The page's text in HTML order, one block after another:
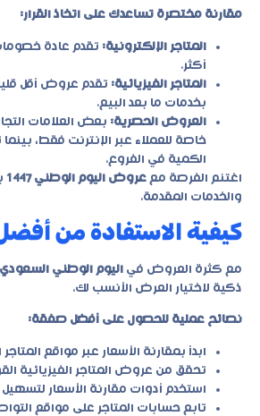
مقارنة مختصرة تساعدك على اتخاذ القرار:
المتاجر الإلكترونية:
أكثر.
المتاجر الفيزيائية: تقدم عروض أقل
بخدمات ما بعد البيع.
العروض الحصرية: بعض العلامات
خاصة للعملاء عبر الإنترنت فقط،
الكمية في الفروع.
اغتنم الفرصة مع عروض اليوم الوطني 1447
والخدمات المقدمة.
كيفية الاستفادة من
مع كثرة العروض في اليوم الوطني السعودي 95
ذكية لاختيار العرض الأنسب لك.
نصائح عملية للحصول على أفضل صفقة:
ابدأ بمقارنة الأسعار عبر مواقع
تحقق من عروض المتاجر الفيزيائية
استخدم أدوات مقارنة الأسعار لتسهيل
تابع حسابات المتاجر على مواقع